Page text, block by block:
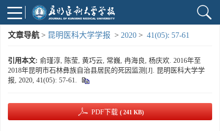
文章导航 > 昆明医科大学学报 > 2020 > 41(05): 57-61
引用本文: 俞瑾淳, 陈莹, 黄巧云, 常巍, 冉海良, 杨庆欢. 2016年至
2018年昆明市石林彝族自治县居民的死因监测[J]. 昆明医科大学学
报, 2020, 41(05): 57-61.
PDF下载 ( 241 KB)